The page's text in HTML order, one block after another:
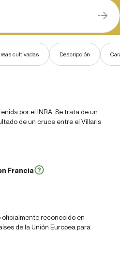
cultivadas Descripción
por el INRA. Se trata de un
de un cruce entre el Villaris
Francia
reconocido en
de la Unión Europea para